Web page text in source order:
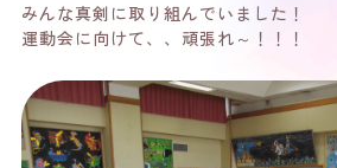
みんな真剣に取り組んでいました！
運動会に向けて、、頑張れ～！！！